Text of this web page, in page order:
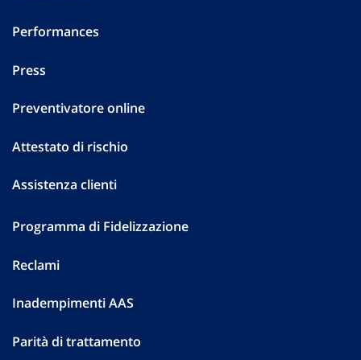
Performances
Press
Preventivatore online
Attestato di rischio
Assistenza clienti
Programma di Fidelizzazione
Reclami
Inadempimenti AAS
Parità di trattamento